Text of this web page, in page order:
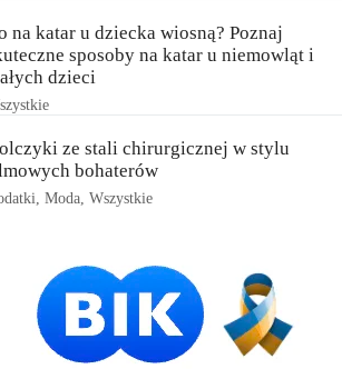
na katar u dziecka wiosną? Poznaj
sposoby na katar u niemowląt i
dzieci
ze stali chirurgicznej w stylu
bohaterów
,Moda,Wszystkie